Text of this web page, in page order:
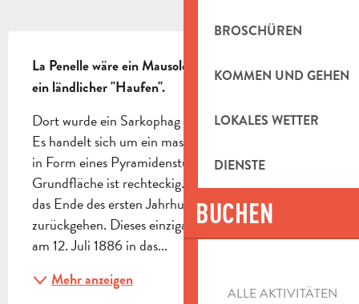
BROSCHÜREN
KOMMEN UND GEHEN
LOKALES WETTER
DIENSTE
BUCHEN
ALLE AKTIVITÄTEN
La Penelle wäre ein Mausoleum, oder genauer gesagt
ein ländlicher "Haufen".
Dort wurde ein Sarkophag aus Marmor gefunden.
Es handelt sich um ein massives, 8 m hohes Bauwerk
in Form eines Pyramidenstumpfes. Seine
Grundfläche ist rechteckig. Sein Ursprung soll auf
das Ende des ersten Jahrhunderts v. Chr.
zurückgehen. Dieses einzigartige Monument wurde
am 12. Juli 1886 in das...
Mehr anzeigen